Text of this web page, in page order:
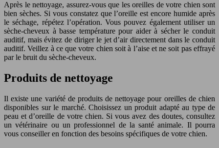
Après le nettoyage, assurez-vous que les oreilles de votre chien sont
bien sèches. Si vous constatez que l’oreille est encore humide après
le séchage, répétez l’opération. Vous pouvez également utiliser un
sèche-cheveux à basse température pour aider à sécher le conduit
auditif, mais évitez de diriger le jet d’air directement dans le conduit
auditif. Veillez à ce que votre chien soit à l’aise et ne soit pas effrayé
par le bruit du sèche-cheveux.
Produits de nettoyage
Il existe une variété de produits de nettoyage pour oreilles de chien
disponibles sur le marché. Choisissez un produit adapté au type de
peau et d’oreille de votre chien. Si vous avez des doutes, consultez
un vétérinaire ou un professionnel de la santé animale. Il pourra
vous conseiller en fonction des besoins spécifiques de votre chien.